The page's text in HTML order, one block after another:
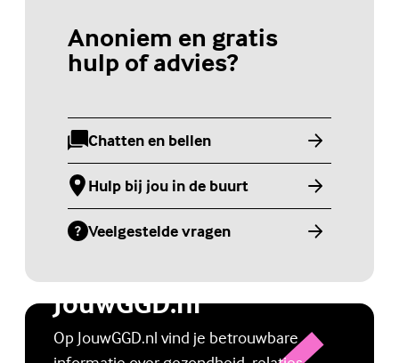
Anoniem en gratis
hulp of advies?
Chatten en bellen
(Externe link)
Hulp bij jou in de buurt
(Externe link)
Veelgestelde vragen
(Externe link)
Jongerenwebsite
JouwGGD.nl
Op JouwGGD.nl vind je betrouwbare